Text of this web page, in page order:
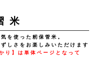
米
を使った籾保管米。
しさをお楽しみいただけます
り】は単体ページとなって